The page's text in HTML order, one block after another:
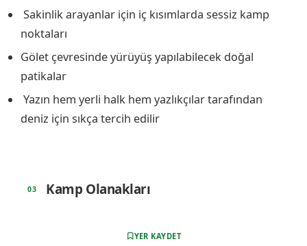
️ Sakinlik arayanlar için iç kısımlarda sessiz kamp
noktaları
Gölet çevresinde yürüyüş yapılabilecek doğal
patikalar
️ Yazın hem yerli halk hem yazlıkçılar tarafından
deniz için sıkça tercih edilir
️ Kamp Olanakları
YER KAYDET